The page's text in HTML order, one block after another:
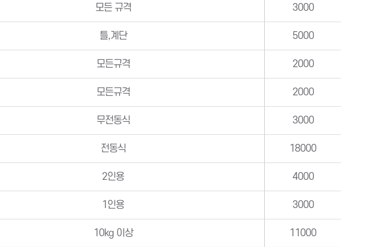
모든 규격 3000
틀,계단 5000
모든규격 2000
모든규격 2000
무전동식 3000
전동식 18000
2인용 4000
1인용 3000
10kg 이상 11000